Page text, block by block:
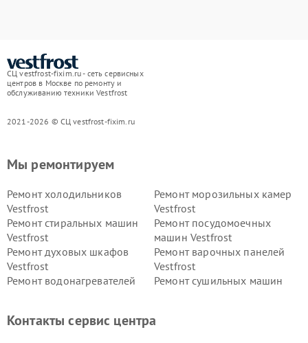
СЦ vestfrost-fixim.ru - сеть сервисных
центров в Москве по ремонту и
обслуживанию техники Vestfrost
2021-2026 © СЦ vestfrost-fixim.ru
Мы ремонтируем
Ремонт холодильников
Vestfrost
Ремонт морозильных камер
Vestfrost
Ремонт стиральных машин
Vestfrost
Ремонт посудомоечных
машин Vestfrost
Ремонт духовых шкафов
Vestfrost
Ремонт варочных панелей
Vestfrost
Ремонт водонагревателей
Ремонт сушильных машин
Vestfrost
Контакты сервис центра